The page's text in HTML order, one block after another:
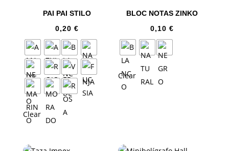
PAI PAI STILO
0,20 €
Clear
BLOC NOTAS ZINKO
0,10€
Clear